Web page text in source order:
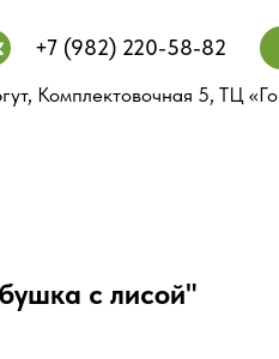
+7 (982) 220-58-82
Комплектовочная 5, ТЦ
+7 (982) 220-58-82
Комплектовочная 5, ТЦ
c лисой"